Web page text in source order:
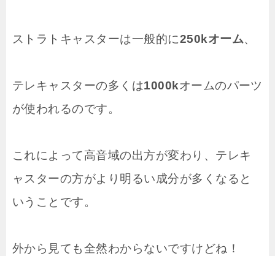
ストラトキャスターは一般的に250kオーム、
テレキャスターの多くは1000kオームのパーツ
が使われるのです。
これによって高音域の出方が変わり、テレキ
ャスターの方がより明るい成分が多くなると
いうことです。
外から見ても全然わからないですけどね！